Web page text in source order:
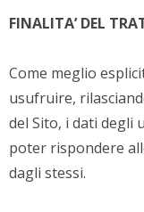
FINALITA’ DEL
Come meglio
usufruire,
del Sito, i dati
poter rispondere
dagli stessi.